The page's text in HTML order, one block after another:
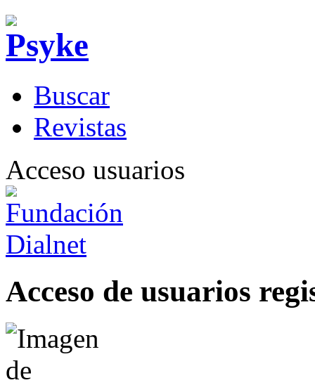
Buscar
Revistas
Acceso usuarios
Acceso de usuarios